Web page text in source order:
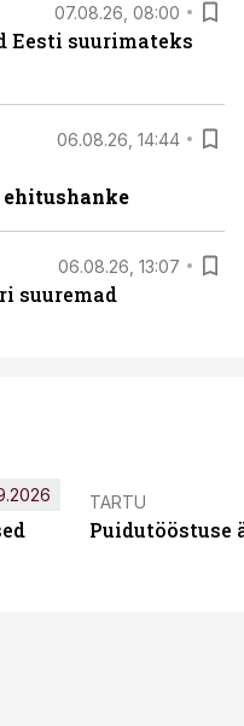
07.08.26, 08:00
Eesti suurimateks
06.08.26, 14:44
06.08.26, 13:07
suuremad
TARTU
Puidutööstuse